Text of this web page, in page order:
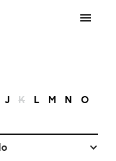
J K L M N O